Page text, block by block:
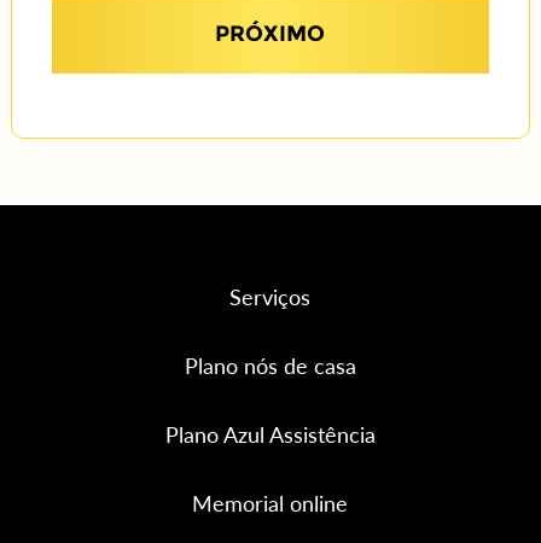
PRÓXIMO
Serviços
Plano nós de casa
Plano Azul Assistência
Memorial online